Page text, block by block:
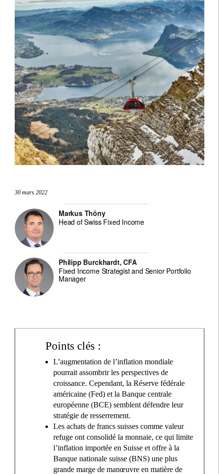
30 mars 2022
Markus Thöny
Head of Swiss Fixed Income
Philipp Burckhardt, CFA
Fixed Income Strategist and Senior Portfolio
Manager
Points clés :
L’augmentation de l’inflation mondiale
pourrait assombrir les perspectives de
croissance. Cependant, la Réserve fédérale
américaine (Fed) et la Banque centrale
européenne (BCE) semblent défendre leur
stratégie de resserrement.
Les achats de francs suisses comme valeur
refuge ont consolidé la monnaie, ce qui limite
l’inflation importée en Suisse et offre à la
Banque nationale suisse (BNS) une plus
grande marge de manœuvre en matière de